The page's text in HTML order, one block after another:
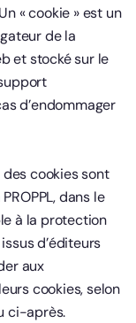
« cookie » est un
de la
et stocké sur le
d’endommager
cookies sont
dans le
à la protection
d’éditeurs
aux
cookies, selon
ci-après.